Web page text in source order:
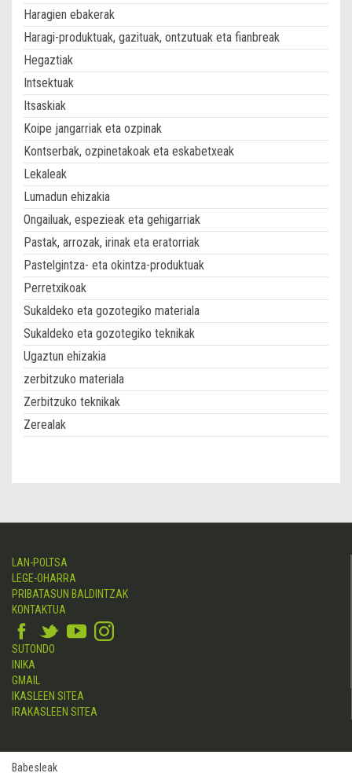
Haragien ebakerak
Haragi-produktuak, gazituak, ontzutuak eta fianbreak
Hegaztiak
Intsektuak
Itsaskiak
Koipe jangarriak eta ozpinak
Kontserbak, ozpinetakoak eta eskabetxeak
Lekaleak
Lumadun ehizakia
Ongailuak, espezieak eta gehigarriak
Pastak, arrozak, irinak eta eratorriak
Pastelgintza- eta okintza-produktuak
Perretxikoak
Sukaldeko eta gozotegiko materiala
Sukaldeko eta gozotegiko teknikak
Ugaztun ehizakia
zerbitzuko materiala
Zerbitzuko teknikak
Zerealak
LAN-POLTSA
LEGE-OHARRA
PRIBATASUN BALDINTZAK
KONTAKTUA
SUTONDO
INIKA
GMAIL
IKASLEEN SITEA
IRAKASLEEN SITEA
Babesleak